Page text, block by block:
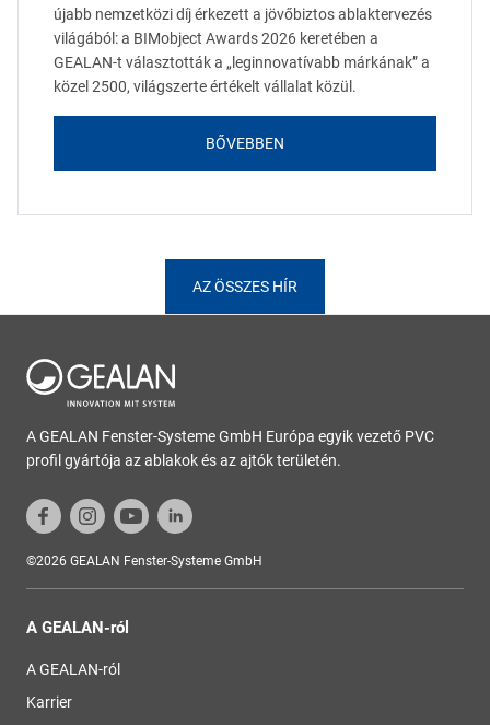
újabb nemzetközi díj érkezett a jövőbiztos ablaktervezés
világából: a BIMobject Awards 2026 keretében a
GEALAN-t választották a „leginnovatívabb márkának” a
közel 2500, világszerte értékelt vállalat közül.
BŐVEBBEN
AZ ÖSSZES HÍR
A GEALAN Fenster-Systeme GmbH Európa egyik vezető PVC
profil gyártója az ablakok és az ajtók területén.
©2026 GEALAN Fenster-Systeme GmbH
A GEALAN-ról
A GEALAN-ról
Karrier